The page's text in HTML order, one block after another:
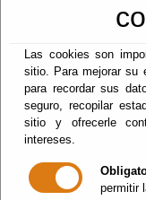
Las cookies son
sitio. Para mejorar su
para recordar sus
seguro, recopilar
sitio y ofrecerle
intereses.
permitir